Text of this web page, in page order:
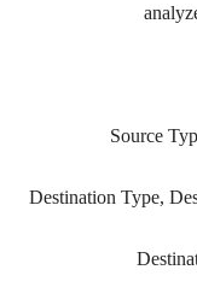
Source
Destination Type,